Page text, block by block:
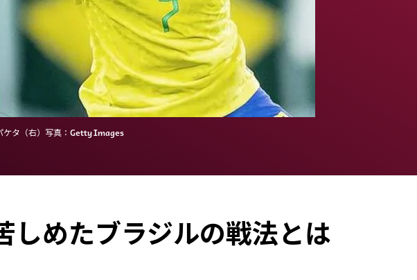
ケタ（右）写真：Getty Images
しめたブラジルの戦法とは